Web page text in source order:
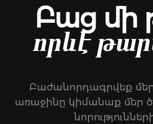
Բաց մի
որևէ
Բաժանորդագրվեք
առաջինը կիմանաք մեր